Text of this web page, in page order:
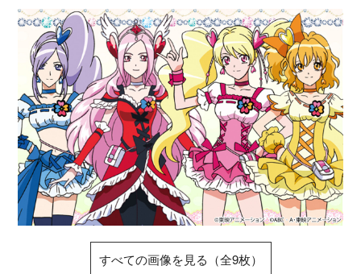
すべての画像を見る（全9枚）